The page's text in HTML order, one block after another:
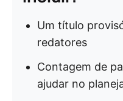
Um título
redatores
Contagem de
ajudar no